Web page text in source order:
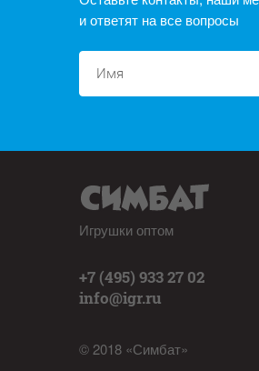
и ответят на все вопросы
Игрушки оптом
+7 (495) 933 27 02
info@igr.ru
© 2018 «Симбат»